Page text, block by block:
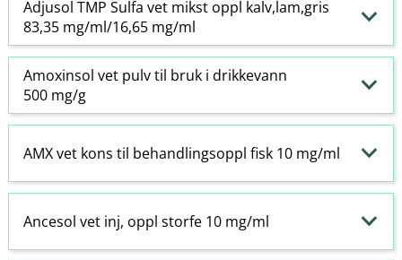
Adjusol TMP Sulfa vet mikst oppl kalv,lam,gris
83,35 mg/ml/16,65 mg/ml
Amoxinsol vet pulv til bruk i drikkevann
500 mg/g
AMX vet kons til behandlingsoppl fisk 10 mg/ml
Ancesol vet inj, oppl storfe 10 mg/ml